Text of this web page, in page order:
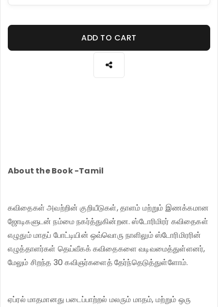
ADD TO CART
About the Book -Tamil
கவிதைகள் அவற்றின் குறியீடுகள், தாளம் மற்றும் இணக்கமான
ஜோடிகளுடன் நம்மை நகர்த்துகின்றன. ஸ்டோரிமிரர் கவிதைகள்
எழுதும் மாதப் போட்டியின் ஒவ்வொரு நாளிலும் ஸ்டோரிமிரரின்
எழுத்தாளர்கள் தெய்வீகக் கவிதைகளை வடிவமைத்துள்ளனர்,
மேலும் சிறந்த 30 கவிஞர்களைத் தேர்ந்தெடுத்துள்ளோம்.
ஏப்ரல் மாதமானது படைப்பாற்றல் மலரும் மாதம், மற்றும் ஒரு